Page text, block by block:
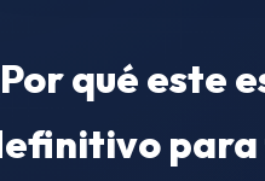
qué este
para